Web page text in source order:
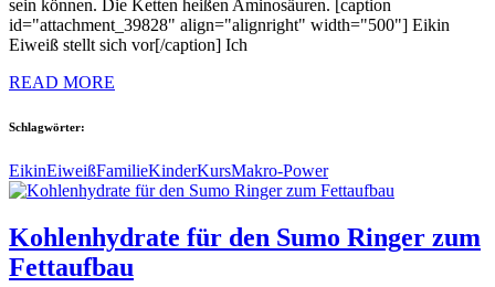
sein können. Die Ketten heißen Aminosäuren. [caption
id="attachment_39828" align="alignright" width="500"] Eikin
Eiweiß stellt sich vor[/caption] Ich
READ MORE
Schlagwörter:
EikinEiweißFamilieKinderKursMakro-Power
Kohlenhydrate für den Sumo Ringer zum
Fettaufbau